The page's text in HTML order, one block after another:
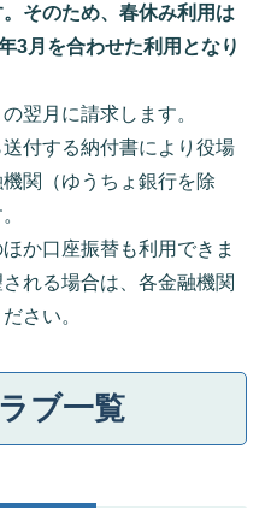
そのため、春休み利用は
3月を合わせた利用となり
翌月に請求します。
付する納付書により役場
関（ゆうちょ銀行を除
か口座振替も利用できま
れる場合は、各金融機関
さい。
ブ一覧